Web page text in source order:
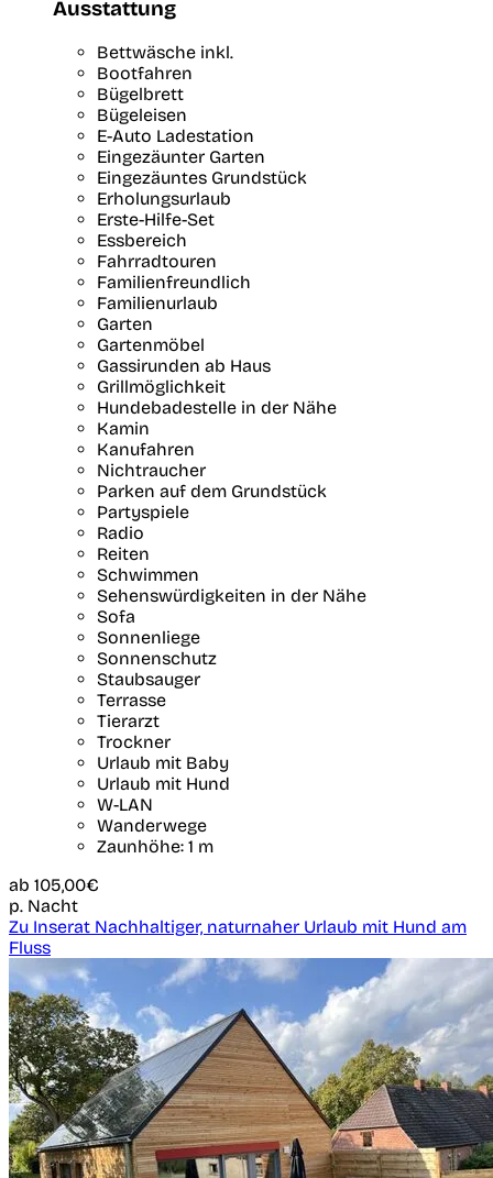
Ausstattung
Bettwäsche inkl.
Bootfahren
Bügelbrett
Bügeleisen
E-Auto Ladestation
Eingezäunter Garten
Eingezäuntes Grundstück
Erholungsurlaub
Erste-Hilfe-Set
Essbereich
Fahrradtouren
Familienfreundlich
Familienurlaub
Garten
Gartenmöbel
Gassirunden ab Haus
Grillmöglichkeit
Hundebadestelle in der Nähe
Kamin
Kanufahren
Nichtraucher
Parken auf dem Grundstück
Partyspiele
Radio
Reiten
Schwimmen
Sehenswürdigkeiten in der Nähe
Sofa
Sonnenliege
Sonnenschutz
Staubsauger
Terrasse
Tierarzt
Trockner
Urlaub mit Baby
Urlaub mit Hund
W-LAN
Wanderwege
Zaunhöhe: 1 m
ab 105,00€
p. Nacht
Zu Inserat Nachhaltiger, naturnaher Urlaub mit Hund am
Fluss